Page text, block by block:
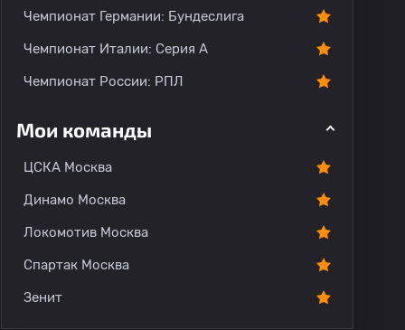
Чемпионат Германии: Бундеслига
Чемпионат Италии: Серия А
Чемпионат России: РПЛ
Мои команды
ЦСКА Москва
Динамо Москва
Локомотив Москва
Спартак Москва
Зенит